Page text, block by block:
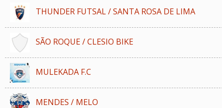
THUNDER FUTSAL / SANTA ROSA DE LIMA
SÃO ROQUE / CLESIO BIKE
MULEKADA F.C
MENDES / MELO